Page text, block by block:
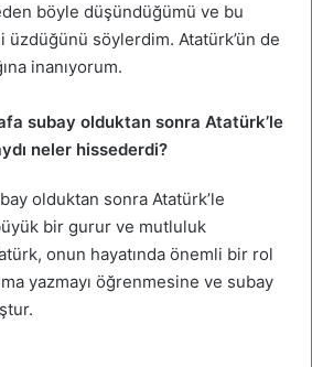
böyle düşündüğümü ve bu
üzdüğünü söylerdim. Atatürk’ün de
inanıyorum.
subay olduktan sonra Atatürk’le
neler hissederdi?
olduktan sonra Atatürk’le
bir gurur ve mutluluk
onun hayatında önemli bir rol
yazmayı öğrenmesine ve subay